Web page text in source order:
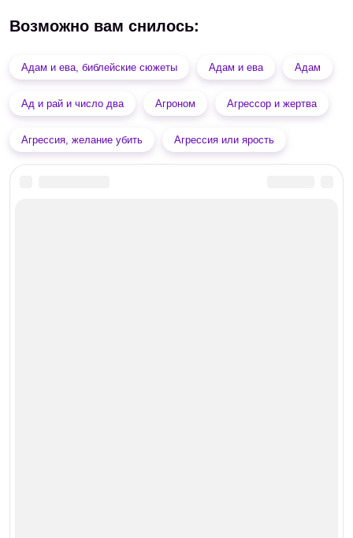
Возможно вам снилось:
Адам и ева, библейские сюжеты Адам и ева Адам
Ад и рай и число два Агроном Агрессор и жертва
Агрессия, желание убить Агрессия или ярость